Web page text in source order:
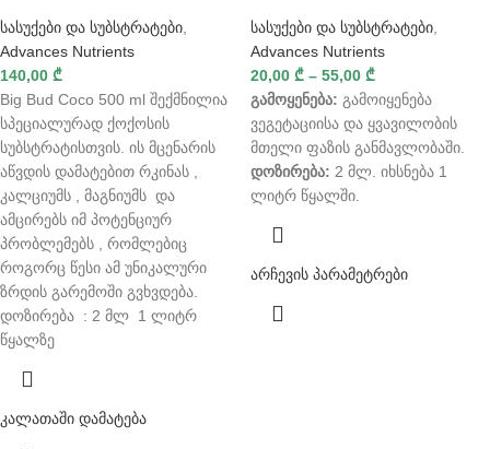
სასუქები და სუბსტრატები,
Advances Nutrients
140,00 ₾
Big Bud Coco 500 ml შექმნილია
სპეციალურად ქოქოსის
სუბსტრატისთვის. ის მცენარის
აწვდის დამატებით რკინას ,
კალციუმს , მაგნიუმს და
ამცირებს იმ პოტენციურ
პრობლემებს , რომლებიც
როგორც წესი ამ უნიკალური
ზრდის გარემოში გვხვდება.
დოზირება : 2 მლ 1 ლიტრ
წყალზე
კალათაში დამატება
სასუქები და სუბსტრატები,
Advances Nutrients
20,00 ₾ – 55,00 ₾
გამოყენება: გამოიყენება
ვეგეტაციისა და ყვავილობის
მთელი ფაზის განმავლობაში.
დოზირება: 2 მლ. იხსნება 1
ლიტრ წყალში.
არჩევის პარამეტრები